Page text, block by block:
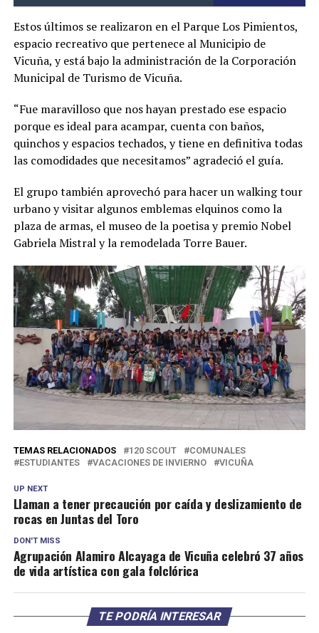
Estos últimos se realizaron en el Parque Los Pimientos,
espacio recreativo que pertenece al Municipio de
Vicuña, y está bajo la administración de la Corporación
Municipal de Turismo de Vicuña.
“Fue maravilloso que nos hayan prestado ese espacio
porque es ideal para acampar, cuenta con baños,
quinchos y espacios techados, y tiene en definitiva todas
las comodidades que necesitamos” agradeció el guía.
El grupo también aprovechó para hacer un walking tour
urbano y visitar algunos emblemas elquinos como la
plaza de armas, el museo de la poetisa y premio Nobel
Gabriela Mistral y la remodelada Torre Bauer.
TEMAS RELACIONADOS 120 SCOUT
COMUNALES
ESTUDIANTES
VACACIONES DE INVIERNO VICUÑA
UP NEXT
Llaman a tener precaución por caída y deslizamiento de
rocas en Juntas del Toro
DON'T MISS
Agrupación Alamiro Alcayaga de Vicuña celebró 37 años
de vida artística con gala folclórica
TE PODRÍA INTERESAR